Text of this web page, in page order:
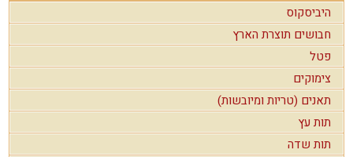
היביסקוס
חבושים תוצרת הארץ
פטל
צימוקים
תאנים (טריות ומיובשות)
תות עץ
תות שדה